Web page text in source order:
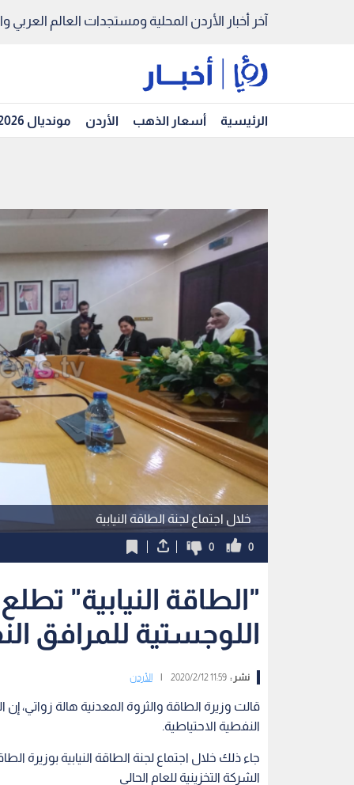
آخر أخبار الأردن المحلية ومستجدات العالم العربي
الرئيسية أسعار الذهب الأردن مونديال 2026
خلال اجتماع لجنة الطاقة النيابية
0
0
"الطاقة النيابية"
اللوجستية للمرافق النفطية
نشر :11:59 2020/2/12 الأردن
النفطية الاحتياطية.
جاء ذلك خلال اجتماع لجنة الطاقة النيابية بوزيرة
الشركة التخزينية للعام الحالي